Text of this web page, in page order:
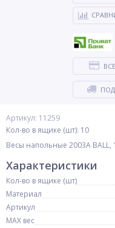
Артикул: 11259
Кол-во в ящике (шт): 10
Весы напольные 2003A BALL,
Характеристики
Кол-во в ящике (шт)
Материал
Артикул
MAX вес